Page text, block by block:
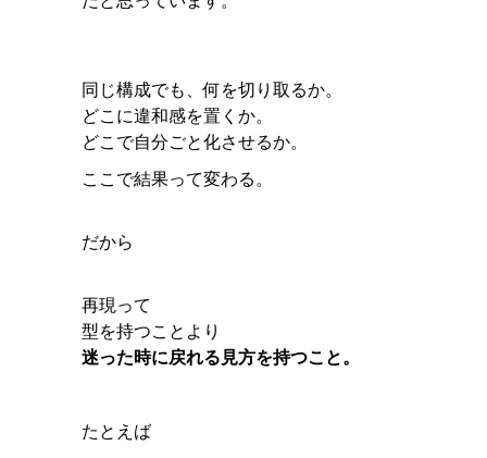
同じ構成でも、何を切り取るか。
どこに違和感を置くか。
どこで自分ごと化させるか。
ここで結果って変わる。
だから
再現って
型を持つことより
迷った時に戻れる見方を持つこと。
たとえば